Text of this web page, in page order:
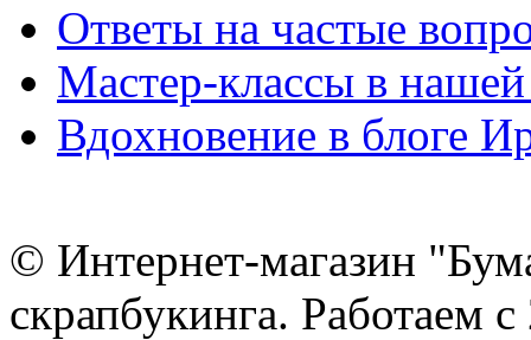
Ответы на частые
Мастер-классы в нашей
Вдохновение в блоге
© Интернет-магазин
скрапбукинга. Работаем с